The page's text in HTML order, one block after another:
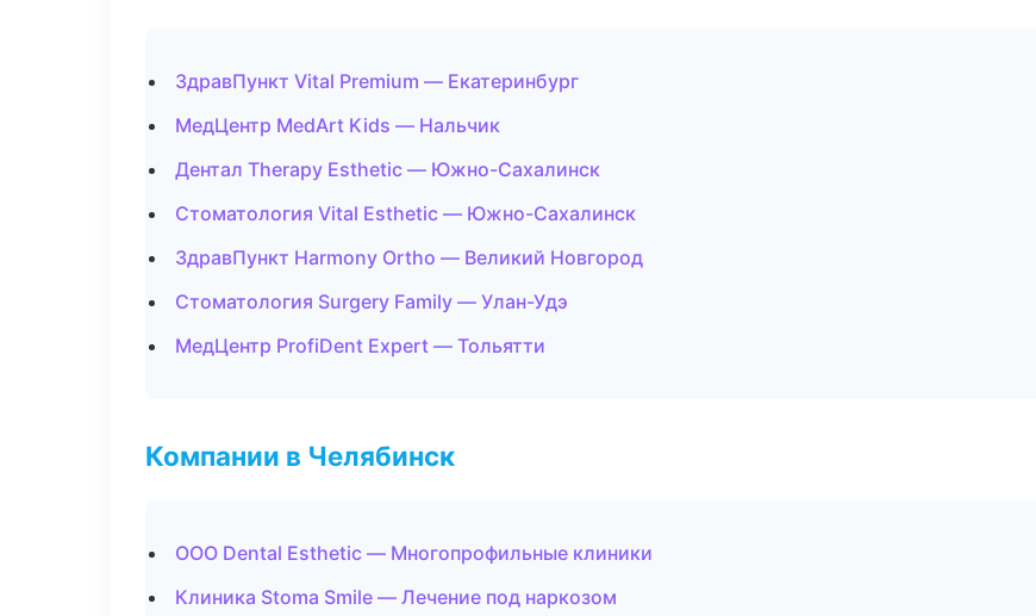
ЗдравПункт Vital Premium — Екатеринбург
МедЦентр MedArt Kids — Нальчик
Дентал Therapy Esthetic — Южно-Сахалинск
Стоматология Vital Esthetic — Южно-Сахалинск
ЗдравПункт Harmony Ortho — Великий Новгород
Стоматология Surgery Family — Улан-Удэ
МедЦентр ProfiDent Expert — Тольятти
Компании в Челябинск
ООО Dental Esthetic — Многопрофильные клиники
Клиника Stoma Smile — Лечение под наркозом